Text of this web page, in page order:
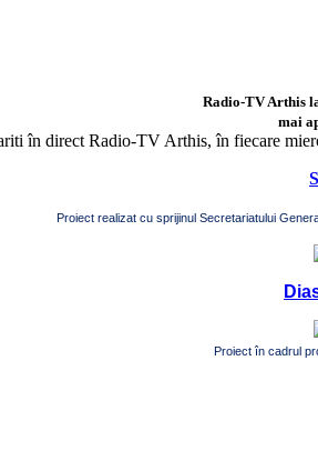
Radio-TV Arthis
mai
în direct Radio-TV Arthis, în fiecare
Proiect realizat cu sprijinul Secretariatului
Proiect în cadrul